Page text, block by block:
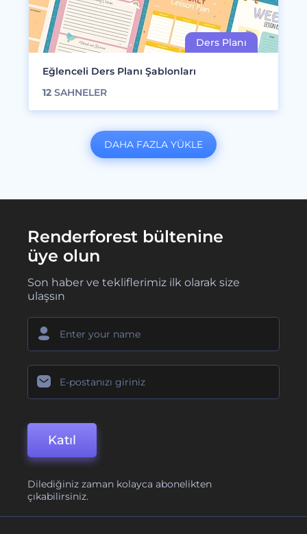
Eğlenceli Ders Planı Şablonları
12 SAHNELER
DAHA FAZLA YÜKLE
Renderforest bültenine
üye olun
Son haber ve tekliflerimiz ilk olarak size
ulaşsın
Katıl
Dilediğiniz zaman kolayca abonelikten
çıkabilirsiniz.